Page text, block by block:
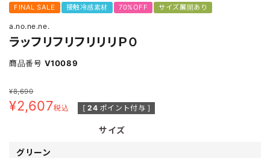
FINAL SALE 接触冷感素材 70%OFF サイズ展開あり
a.no.ne.ne.
ラッフリフリフリリリＰＯ
商品番号 V10089
¥8,690
¥2,607税込 [ 24 ポイント付与 ]
サイズ
グリーン